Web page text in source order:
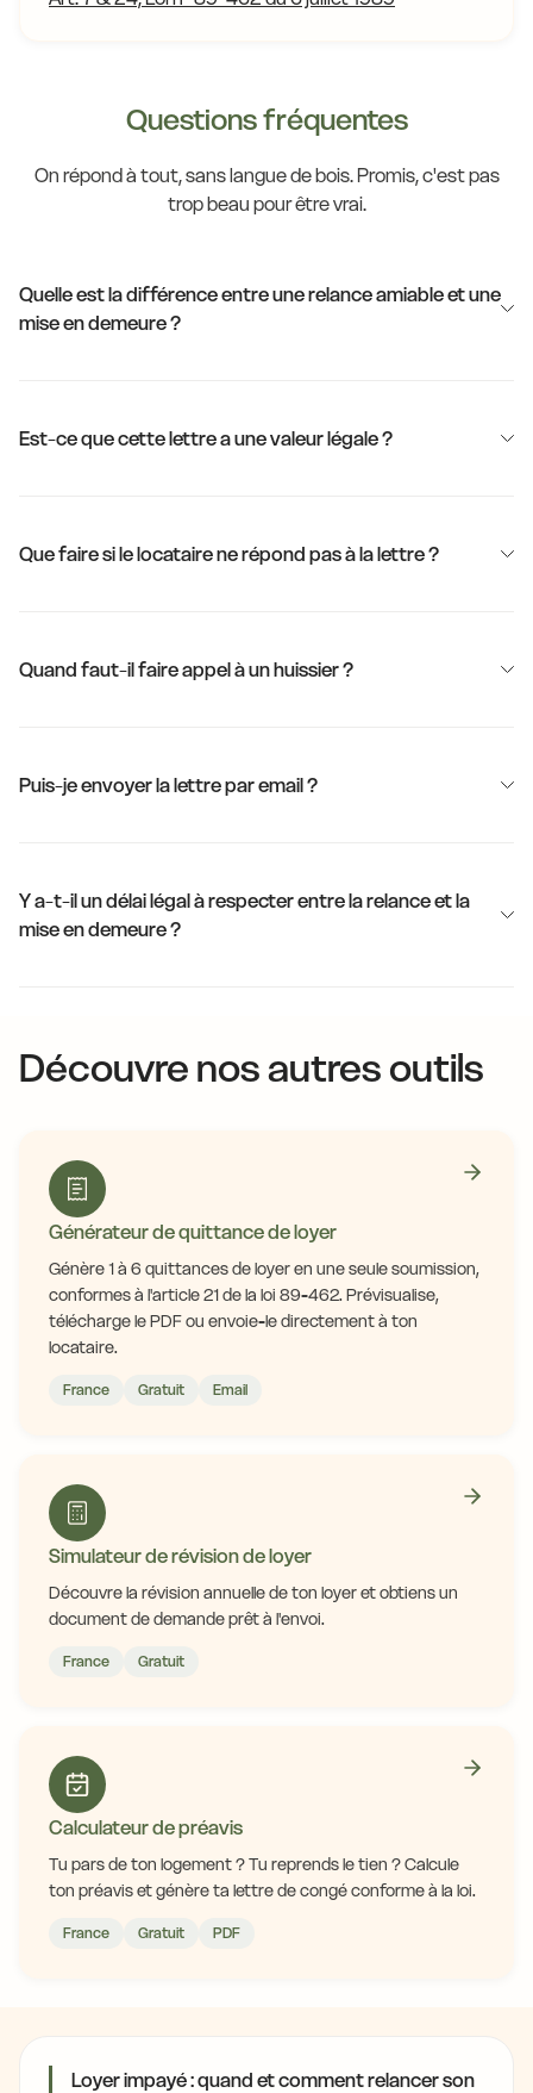
Questions fréquentes
On répond à tout, sans langue de bois. Promis, c'est pas
trop beau pour être vrai.
Quelle est la différence entre une relance amiable et une
mise en demeure ?
Est-ce que cette lettre a une valeur légale ?
Que faire si le locataire ne répond pas à la lettre ?
Quand faut-il faire appel à un huissier ?
Puis-je envoyer la lettre par email ?
Y a-t-il un délai légal à respecter entre la relance et la
mise en demeure ?
Découvre nos autres outils
Générateur de quittance de loyer
Génère 1 à 6 quittances de loyer en une seule soumission,
conformes à l'article 21 de la loi 89-462. Prévisualise,
télécharge le PDF ou envoie-le directement à ton
locataire.
France Gratuit Email
Simulateur de révision de loyer
Découvre la révision annuelle de ton loyer et obtiens un
document de demande prêt à l'envoi.
France Gratuit
Calculateur de préavis
Tu pars de ton logement ? Tu reprends le tien ? Calcule
ton préavis et génère ta lettre de congé conforme à la loi.
France Gratuit PDF
Loyer impayé : quand et comment relancer son